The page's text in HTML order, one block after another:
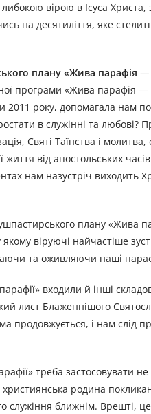
вірою в Ісуса
на десятиліття, яке
плану «Жива парафія —
програми «Жива парафія —
року, допомагала нам
в служінні та
Святі Таїнства і
від апостольських
нам назустріч
плану «Жива
якому віруючі найчастіше
та оживляючи наші
входили й інші
лист Блаженнішого
продовжується, і нам слід
треба застосовувати
християнська родина
служіння ближнім. Врешті,